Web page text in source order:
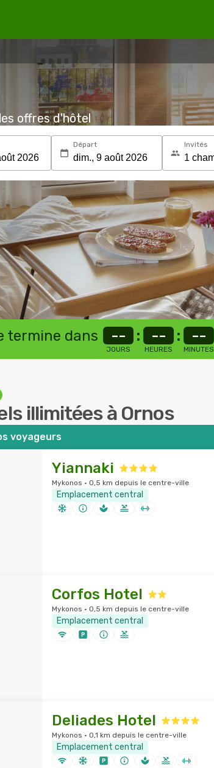
offres d'hôtel
Départ Invités
termine dans --
JOURS
: --
HEURES
: --
MINUTES
illimitées à Ornos
voyageurs
Yiannaki
Mykonos · 0,5 km depuis le centre-ville
Emplacement central
Corfos Hotel
Mykonos · 0,5 km depuis le centre-ville
Emplacement central
Deliades Hotel
Mykonos · 0,1 km depuis le centre-ville
Emplacement central